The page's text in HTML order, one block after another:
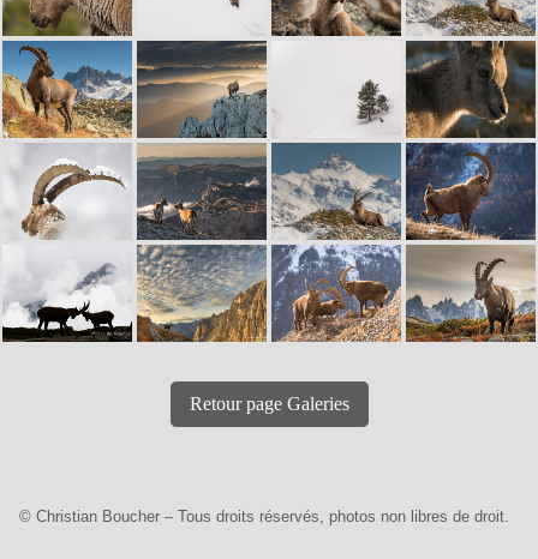
Retour page Galeries
© Christian Boucher – Tous droits réservés, photos non libres de droit.